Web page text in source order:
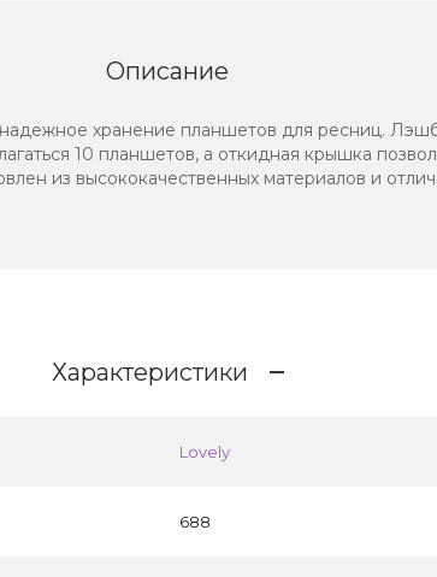
Описание
хранение планшетов для ресниц.
10 планшетов, а откидная крышка
из высококачественных материалов и
Характеристики
Lovely
688